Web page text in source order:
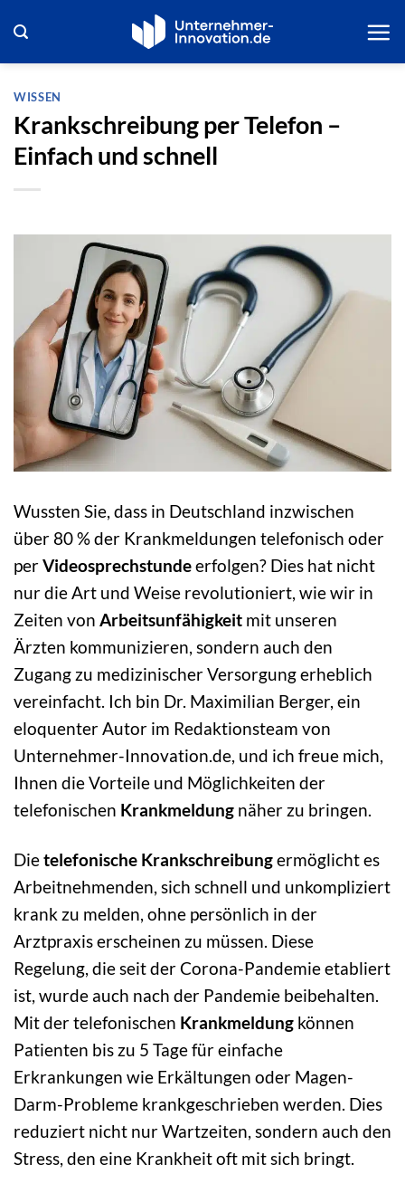
Inhalt
springen
WISSEN
Krankschreibung per Telefon –
Einfach und schnell
Wussten Sie, dass in Deutschland inzwischen
über 80 % der Krankmeldungen telefonisch oder
perVideosprechstundeerfolgen? Dies hat nicht
nur die Art und Weise revolutioniert, wie wir in
Zeiten von Arbeitsunfähigkeit mit unseren
Ärzten kommunizieren, sondern auch den
Zugang zu medizinischer Versorgung erheblich
vereinfacht. Ich bin Dr. Maximilian Berger, ein
eloquenter Autor im Redaktionsteam von
Unternehmer-Innovation.de, und ich freue mich,
Ihnen die Vorteile und Möglichkeiten der
telefonischen Krankmeldung näher zu bringen.
Dietelefonische Krankschreibungermöglicht es
Arbeitnehmenden, sich schnell und unkompliziert
krank zu melden, ohne persönlich in der
Arztpraxis erscheinen zu müssen. Diese
Regelung, die seit der Corona-Pandemie etabliert
ist, wurde auch nach der Pandemie beibehalten.
Mit der telefonischen Krankmeldung können
Patienten bis zu 5 Tage für einfache
Erkrankungen wie Erkältungen oder Magen-
Darm-Probleme krankgeschrieben werden. Dies
reduziert nicht nur Wartzeiten, sondern auch den
Stress, den eine Krankheit oft mit sich bringt.